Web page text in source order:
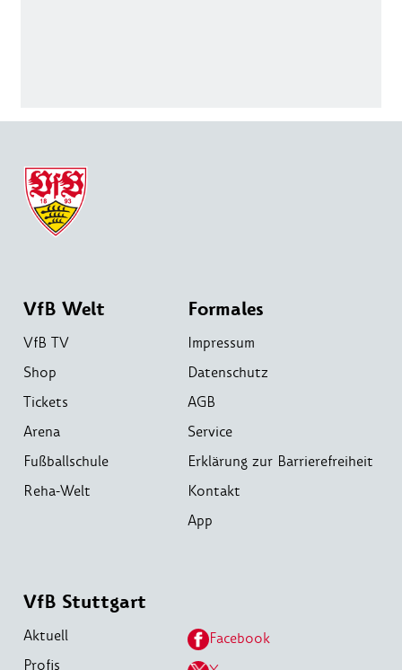
VfB Welt
VfB TV
Shop
Tickets
Arena
Fußballschule
Reha-Welt
Formales
Impressum
Datenschutz
AGB
Service
Erklärung zur Barrierefreiheit
Kontakt
App
VfB Stuttgart
Aktuell
Profis
Facebook